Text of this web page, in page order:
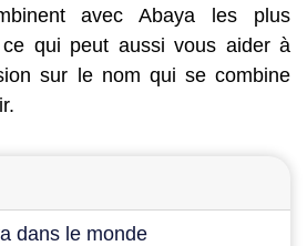
avec Abaya les plus
qui peut aussi vous aider à
sur le nom qui se combine
dans le monde